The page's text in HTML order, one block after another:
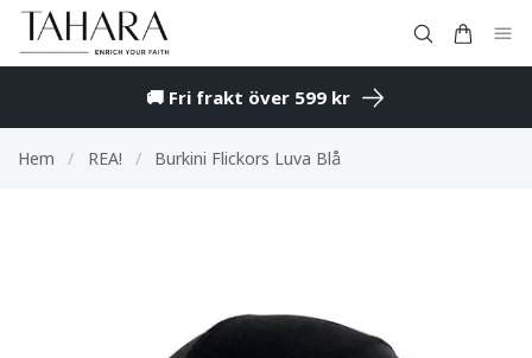
🚚 Fri frakt över 599 kr
Hem / REA! / Burkini Flickors Luva Blå